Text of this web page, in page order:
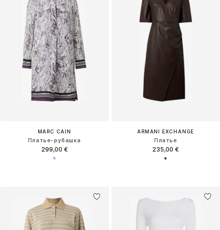
MARC CAIN
Платье-рубашка
299,00 €
ARMANI EXCHANGE
Платье
235,00 €